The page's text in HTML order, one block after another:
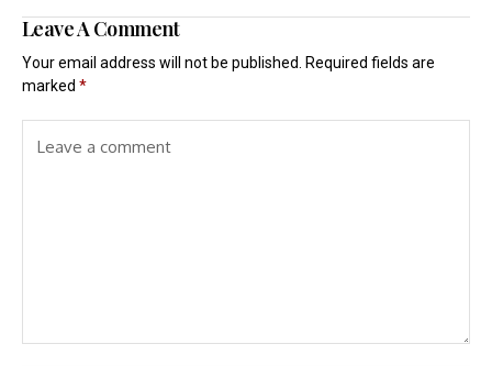
Leave A Comment
Your email address will not be published.
Required fields are
marked *